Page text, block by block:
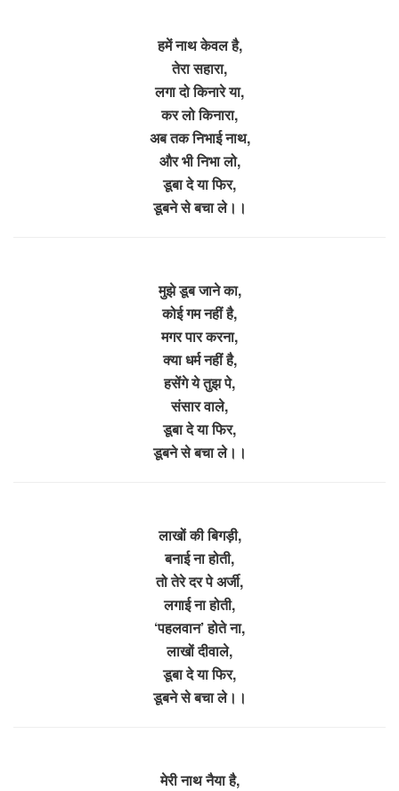
हमें नाथ केवल है,
तेरा सहारा,
लगा दो किनारे या,
कर लो किनारा,
अब तक निभाई नाथ,
और भी निभा लो,
डूबा दे या फिर,
डूबने से बचा ले।।
मुझे डूब जाने का,
कोई गम नहीं है,
मगर पार करना,
क्या धर्म नहीं है,
हसेंगे ये तुझ पे,
संसार वाले,
डूबा दे या फिर,
डूबने से बचा ले।।
लाखों की बिगड़ी,
बनाई ना होती,
तो तेरे दर पे अर्जी,
लगाई ना होती,
‘पहलवान’ होते ना,
लाखों दीवाले,
डूबा दे या फिर,
डूबने से बचा ले।।
मेरी नाथ नैया है,